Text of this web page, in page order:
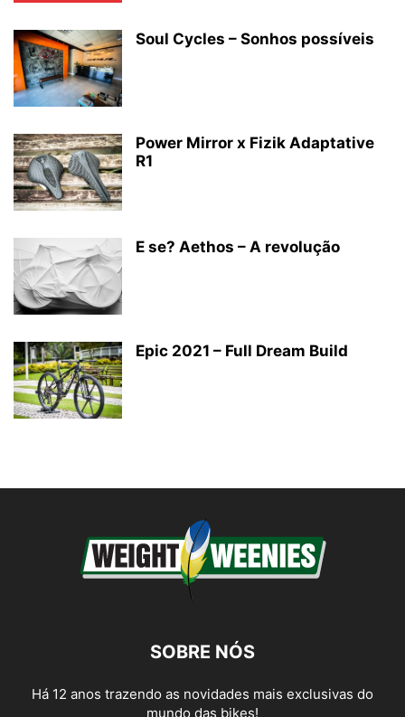
Soul Cycles – Sonhos possíveis
Power Mirror x Fizik Adaptative
R1
E se? Aethos – A revolução
Epic 2021 – Full Dream Build
SOBRE NÓS
Há 12 anos trazendo as novidades mais exclusivas do
mundo das bikes!